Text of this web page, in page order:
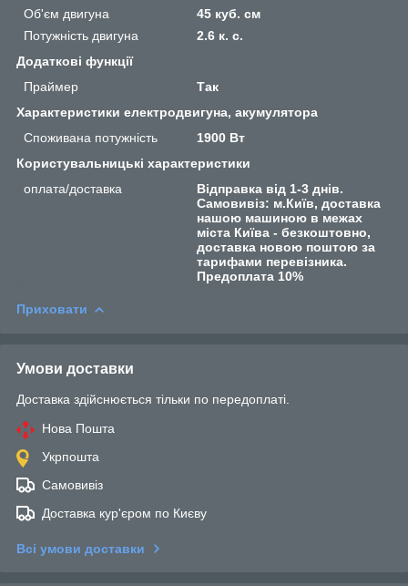
Об'єм двигуна
45 куб. см
Потужність двигуна
2.6 к. с.
Додаткові функції
Праймер
Так
Характеристики електродвигуна, акумулятора
Споживана потужність
1900 Вт
Користувальницькі характеристики
оплата/доставка
Відправка від 1-3 днів.
Самовивіз: м.Київ, доставка
нашою машиною в межах
міста Київа - безкоштовно,
доставка новою поштою за
тарифами перевізника.
Предоплата 10%
Приховати
Умови доставки
Доставка здійснюється тільки по передоплаті.
Нова Пошта
Укрпошта
Самовивіз
Доставка кур'єром по Києву
Всі умови доставки